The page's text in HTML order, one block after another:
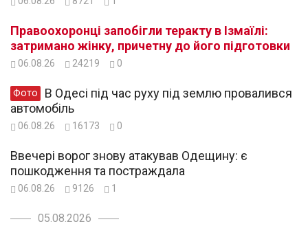
Правоохоронці запобігли теракту в Ізмаїлі:
затримано жінку, причетну до його підготовки
06.08.26 24219 0
Фото
автомобіль
06.08.26 16173 0
Ввечері ворог знову атакував Одещину: є
пошкодження та постраждала
06.08.26 9126 1
05.08.2026